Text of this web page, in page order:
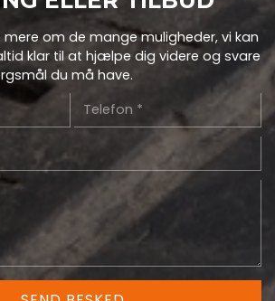
om de mange muligheder, vi kan
klar til at hjælpe dig videre og svare
du må have.